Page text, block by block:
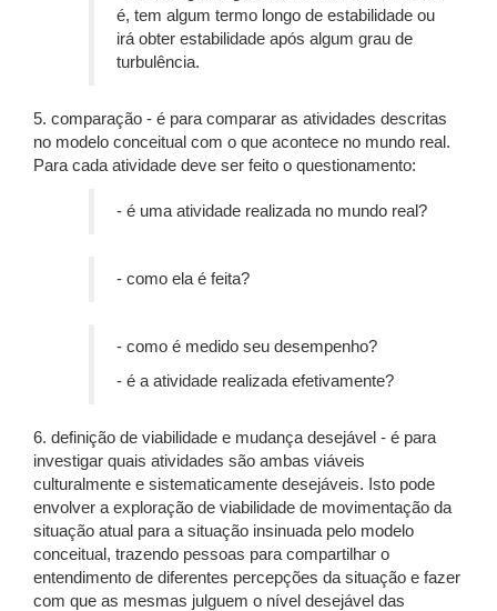
é, tem algum termo longo de estabilidade ou
irá obter estabilidade após algum grau de
turbulência.
5. comparação - é para comparar as atividades descritas
no modelo conceitual com o que acontece no mundo real.
Para cada atividade deve ser feito o questionamento:
- é uma atividade realizada no mundo real?
- como ela é feita?
- como é medido seu desempenho?
- é a atividade realizada efetivamente?
6. definição de viabilidade e mudança desejável - é para
investigar quais atividades são ambas viáveis
culturalmente e sistematicamente desejáveis. Isto pode
envolver a exploração de viabilidade de movimentação da
situação atual para a situação insinuada pelo modelo
conceitual, trazendo pessoas para compartilhar o
entendimento de diferentes percepções da situação e fazer
com que as mesmas julguem o nível desejável das